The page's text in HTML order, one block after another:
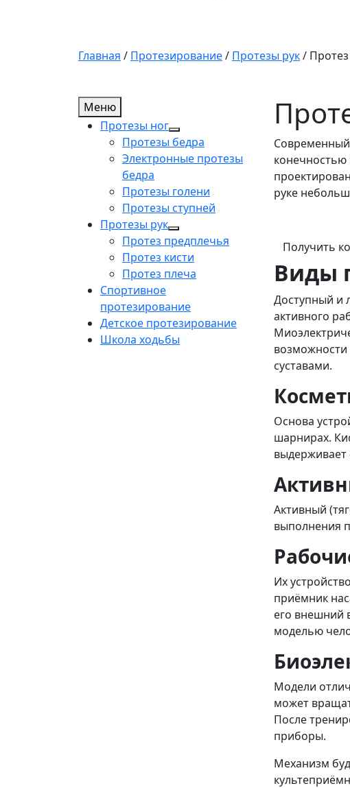
Главная / Протезирование/ Протезы рук/
Меню
Протезы ног
Протезы бедра
Электронные протезы
бедра
Протезы голени
Протезы ступней
Протезы рук
Протез предплечья
Протез кисти
Протез плеча
Спортивное
протезирование
Детское протезирование
Школа ходьбы
Современный
руке
Получить
Виды
Доступный и
активного
суставами.
Основа
шарнирах.
выдерживает
Активный
выполнения
Их
приёмник
его внешний
моделью
Модели
может
После
приборы.
Механизм